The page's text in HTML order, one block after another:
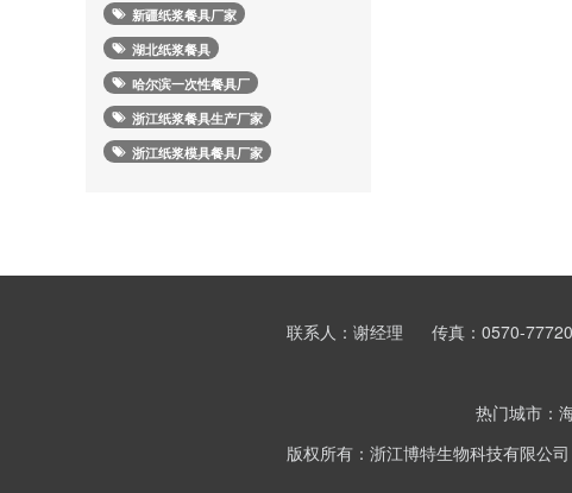
新疆纸浆餐具厂家
湖北纸浆餐具
哈尔滨一次性餐具厂
浙江纸浆餐具生产厂家
浙江纸浆模具餐具厂家
联系人：谢经理 传真：0570-
热门城市：
版权所有：浙江博特生物科技有限公司